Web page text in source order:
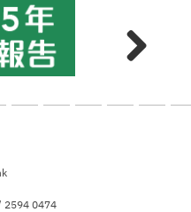
2594 0474